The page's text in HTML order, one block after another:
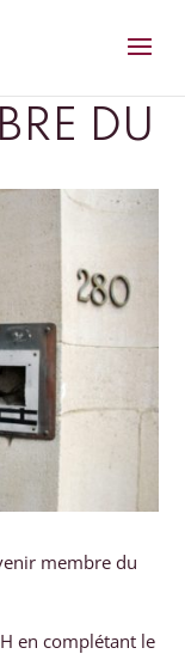
DU
membre du
en complétant le